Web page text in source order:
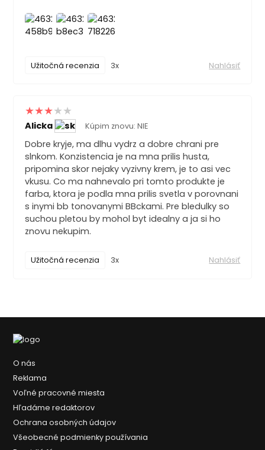
Užitočná recenzia 3x Nahlásiť
Alicka Kúpim znovu: NIE
Dobre kryje, ma dlhu vydrz a dobre chrani pre
slnkom. Konzistencia je na mna prilis husta,
pripomina skor nejaky vyzivny krem, je to asi vec
vkusu. Co ma nahnevalo pri tomto produkte je
farba, ktora je podla mna prilis svetla v porovnani
s inymi bb tonovanymi BBckami. Pre bledulky so
suchou pletou by mohol byt idealny a ja si ho
znovu nekupim.
Užitočná recenzia 3x Nahlásiť
O nás
Reklama
Voľné pracovné miesta
Hľadáme redaktorov
Ochrana osobných údajov
Všeobecné podmienky používania